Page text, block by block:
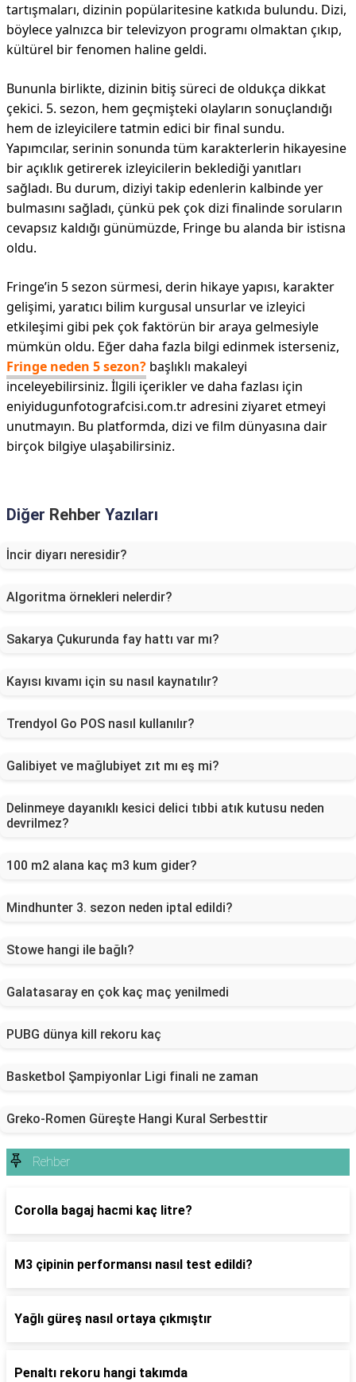
tartışmaları, dizinin popülaritesine katkıda bulundu. Dizi,
böylece yalnızca bir televizyon programı olmaktan çıkıp,
kültürel bir fenomen haline geldi.
Bununla birlikte, dizinin bitiş süreci de oldukça dikkat
çekici. 5. sezon, hem geçmişteki olayların sonuçlandığı
hem de izleyicilere tatmin edici bir final sundu.
Yapımcılar, serinin sonunda tüm karakterlerin hikayesine
bir açıklık getirerek izleyicilerin beklediği yanıtları
sağladı. Bu durum, diziyi takip edenlerin kalbinde yer
bulmasını sağladı, çünkü pek çok dizi finalinde soruların
cevapsız kaldığı günümüzde, Fringe bu alanda bir istisna
oldu.
Fringe’in 5 sezon sürmesi, derin hikaye yapısı, karakter
gelişimi, yaratıcı bilim kurgusal unsurlar ve izleyici
etkileşimi gibi pek çok faktörün bir araya gelmesiyle
mümkün oldu. Eğer daha fazla bilgi edinmek isterseniz,
Fringe neden 5 sezon? başlıklı makaleyi
inceleyebilirsiniz. İlgili içerikler ve daha fazlası için
eniyidugunfotografcisi.com.tr adresini ziyaret etmeyi
unutmayın. Bu platformda, dizi ve film dünyasına dair
birçok bilgiye ulaşabilirsiniz.
Diğer Rehber Yazıları
İncir diyarı neresidir?
Algoritma örnekleri nelerdir?
Sakarya Çukurunda fay hattı var mı?
Kayısı kıvamı için su nasıl kaynatılır?
Trendyol Go POS nasıl kullanılır?
Galibiyet ve mağlubiyet zıt mı eş mi?
Delinmeye dayanıklı kesici delici tıbbi atık kutusu neden
devrilmez?
100 m2 alana kaç m3 kum gider?
Mindhunter 3. sezon neden iptal edildi?
Stowe hangi ile bağlı?
Galatasaray en çok kaç maç yenilmedi
PUBG dünya kill rekoru kaç
Basketbol Şampiyonlar Ligi finali ne zaman
Greko-Romen Güreşte Hangi Kural Serbesttir
Rehber
Corolla bagaj hacmi kaç litre?
M3 çipinin performansı nasıl test edildi?
Yağlı güreş nasıl ortaya çıkmıştır
Penaltı rekoru hangi takımda